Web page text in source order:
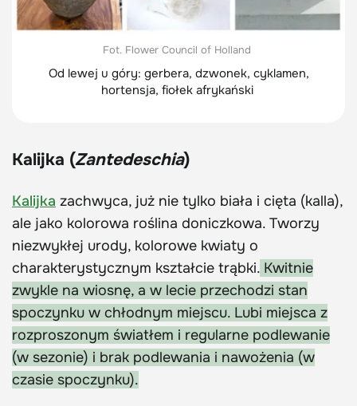
Fot. Flower Council of Holland
Od lewej u góry: gerbera, dzwonek, cyklamen,
hortensja, fiołek afrykański
Kalijka (Zantedeschia)
Kalijka zachwyca, już nie tylko biała i cięta (kalla),
ale jako kolorowa roślina doniczkowa. Tworzy
niezwykłej urody, kolorowe kwiaty o
charakterystycznym kształcie trąbki. Kwitnie
zwykle na wiosnę, a w lecie przechodzi stan
spoczynku w chłodnym miejscu. Lubi miejsca z
rozproszonym światłem i regularne podlewanie
(w sezonie) i brak podlewania i nawożenia (w
czasie spoczynku).